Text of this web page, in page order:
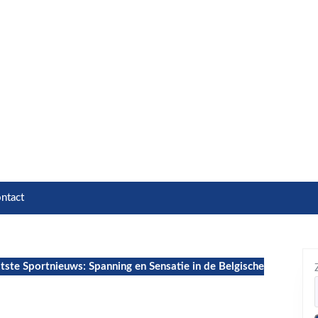
Sportnieuws: Spanning en Sensatie in de Belgische